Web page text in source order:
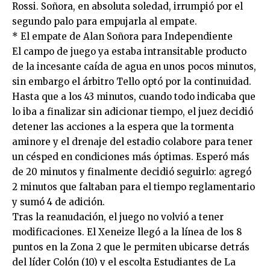
Rossi. Soñora, en absoluta soledad, irrumpió por el
segundo palo para empujarla al empate.
* El empate de Alan Soñora para Independiente
El campo de juego ya estaba intransitable producto
de la incesante caída de agua en unos pocos minutos,
sin embargo el árbitro Tello optó por la continuidad.
Hasta que a los 43 minutos, cuando todo indicaba que
lo iba a finalizar sin adicionar tiempo, el juez decidió
detener las acciones a la espera que la tormenta
aminore y el drenaje del estadio colabore para tener
un césped en condiciones más óptimas. Esperó más
de 20 minutos y finalmente decidió seguirlo: agregó
2 minutos que faltaban para el tiempo reglamentario
y sumó 4 de adición.
Tras la reanudación, el juego no volvió a tener
modificaciones. El Xeneize llegó a la línea de los 8
puntos en la Zona 2 que le permiten ubicarse detrás
del líder Colón (10) y el escolta Estudiantes de La